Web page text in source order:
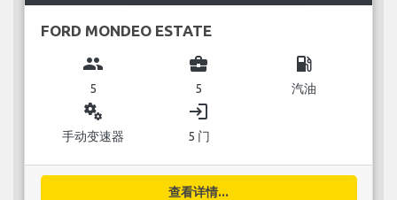
FORD MONDEO ESTATE
group
5
business_center
5
local_gas_station
汽油
miscellaneous_services
手动变速器
login
5 门
查看详情...